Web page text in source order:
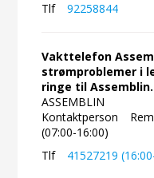
Tlf
92258844
Vakttelefon
strømproblemer i
ringe til Assemblin.
ASSEMBLIN
Kontaktperson
(07:00-16:00)
Tlf
41527219